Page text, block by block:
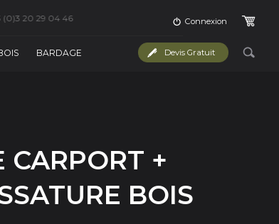
BARDAGE
(0)3 20 29 04 46
Devis Gratuit
Connexion
CARPORT +
BOIS